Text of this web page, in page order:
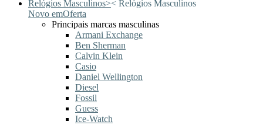
Relógios Masculinos>< Relógios Masculinos
Novo emOferta
Principais marcas masculinas
Armani Exchange
Ben Sherman
Calvin Klein
Casio
Daniel Wellington
Diesel
Fossil
Guess
Ice-Watch